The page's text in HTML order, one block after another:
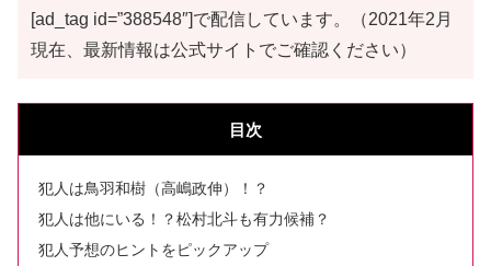
[ad_tag id=”388548″]で配信しています。（2021年2月
現在、最新情報は公式サイトでご確認ください）
目次
犯人は鳥羽和樹（高嶋政伸）！？
犯人は他にいる！？松村北斗も有力候補？
犯人予想のヒントをピックアップ